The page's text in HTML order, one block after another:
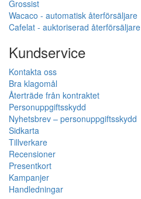
Grossist
Wacaco - automatisk återförsäljare
Cafelat - auktoriserad återförsäljare
Kundservice
Kontakta oss
Bra klagomål
Återträde från kontraktet
Personuppgiftsskydd
Nyhetsbrev – personuppgiftsskydd
Sidkarta
Tillverkare
Recensioner
Presentkort
Kampanjer
Handledningar